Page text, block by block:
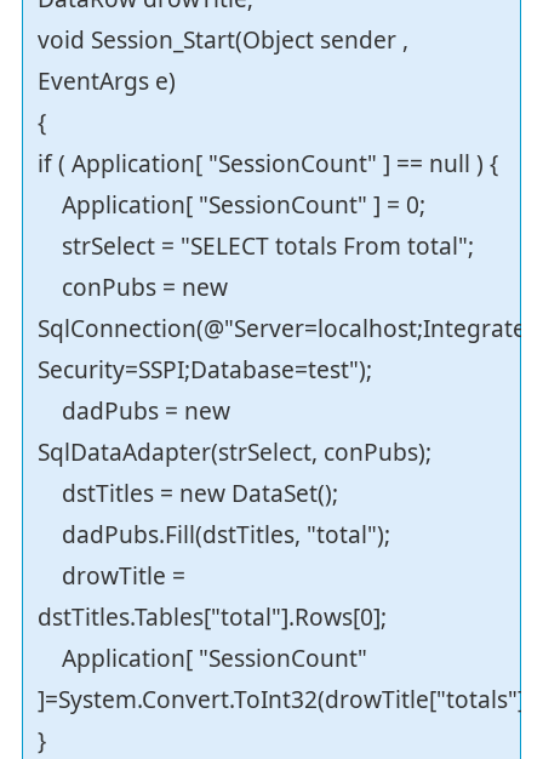
void Session_Start(Object sender ,
EventArgs e)
{
if ( Application[ "SessionCount" ] == null ) {
Application[ "SessionCount" ] = 0;
strSelect = "SELECT totals From total";
conPubs = new
SqlConnection(@"Server=localhost;Integrated
Security=SSPI;Database=test");
dadPubs = new
SqlDataAdapter(strSelect, conPubs);
dstTitles = new DataSet();
dadPubs.Fill(dstTitles, "total");
drowTitle =
dstTitles.Tables["total"].Rows[0];
Application[ "SessionCount"
}